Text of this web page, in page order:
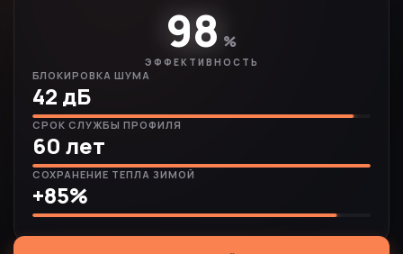
98 %
ЭФФЕКТИВНОСТЬ
БЛОКИРОВКА ШУМА
42 дБ
СРОК СЛУЖБЫ ПРОФИЛЯ
60 лет
СОХРАНЕНИЕ ТЕПЛА ЗИМОЙ
+85%